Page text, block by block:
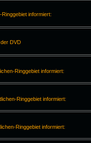
informiert:
DVD
Ringgebiet informiert:
Ringgebiet informiert:
Ringgebiet informiert: